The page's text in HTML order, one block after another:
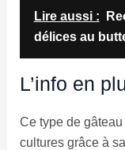
Lire aussi :
délices au
L’info en
Ce type de
cultures grâce à